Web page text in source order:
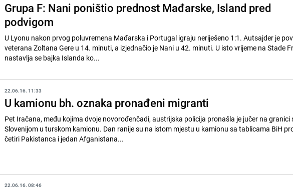
Grupa F: Nani poništio prednost Mađarske, Island pred
podvigom
U Lyonu nakon prvog poluvremena Mađarska i Portugal igraju neriješeno 1:1. Autsajder je
veterana Zoltana Gere u 14. minuti, a izjednačio je Nani u 42. minuti. U isto vrijeme na Stade
nastavlja se bajka Islanda ko...
22.06.16. 11:33
U kamionu bh. oznaka pronađeni migranti
Pet Iračana, među kojima dvoje novorođenčadi, austrijska policija pronašla je jučer na granici
Slovenijom u turskom kamionu. Dan ranije su na istom mjestu u kamionu sa tablicama BiH
četiri Pakistanca i jedan Afganistana...
22.06.16. 08:46